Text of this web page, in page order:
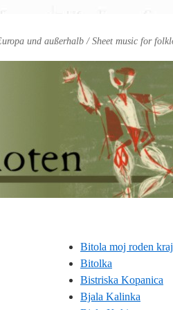
und außerhalb / Sheet music for
Bitola moj roden
Bitolka
Bistriska Kopanica
Bjala Kalinka